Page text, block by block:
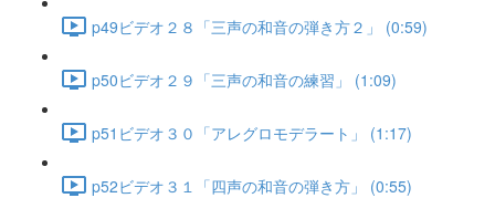
p49ビデオ２８「三声の和音の弾き方２」 (0:59)
p50ビデオ２９「三声の和音の練習」 (1:09)
p51ビデオ３０「アレグロモデラート」 (1:17)
p52ビデオ３１「四声の和音の弾き方」 (0:55)